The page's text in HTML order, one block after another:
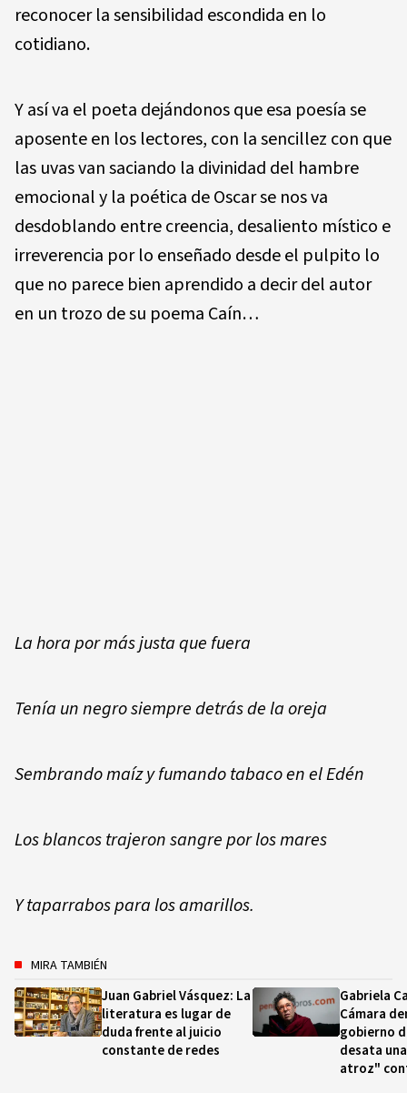
reconocer la sensibilidad escondida en lo
cotidiano.
Y así va el poeta dejándonos que esa poesía se
aposente en los lectores, con la sencillez con que
las uvas van saciando la divinidad del hambre
emocional y la poética de Oscar se nos va
desdoblando entre creencia, desaliento místico e
irreverencia por lo enseñado desde el pulpito lo
que no parece bien aprendido a decir del autor
en un trozo de su poema Caín…
La hora por más justa que fuera
Tenía un negro siempre detrás de la oreja
Sembrando maíz y fumando tabaco en el Edén
Los blancos trajeron sangre por los mares
Y taparrabos para los amarillos.
MIRA TAMBIÉN
Juan Gabriel Vásquez: La
literatura es lugar de
duda frente al juicio
constante de redes
Gabriela
Cámara
gobierno
desata
atroz"